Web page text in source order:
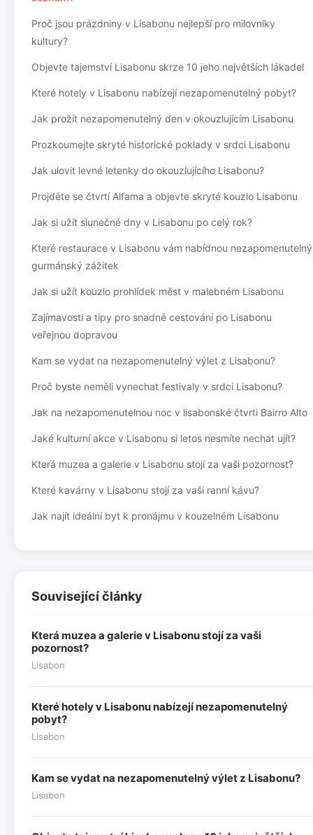
Proč jsou prázdniny v Lisabonu nejlepší pro milovníky
kultury?
Objevte tajemství Lisabonu skrze 10 jeho největších lákadel
Které hotely v Lisabonu nabízejí nezapomenutelný pobyt?
Jak prožít nezapomenutelný den v okouzlujícím Lisabonu
Prozkoumejte skryté historické poklady v srdci Lisabonu
Jak ulovit levné letenky do okouzlujícího Lisabonu?
Projděte se čtvrtí Alfama a objevte skryté kouzlo Lisabonu
Jak si užít slunečné dny v Lisabonu po celý rok?
Které restaurace v Lisabonu vám nabídnou nezapomenutelný
gurmánský zážitek
Jak si užít kouzlo prohlídek měst v malebném Lisabonu
Zajímavosti a tipy pro snadné cestování po Lisabonu
veřejnou dopravou
Kam se vydat na nezapomenutelný výlet z Lisabonu?
Proč byste neměli vynechat festivaly v srdci Lisabonu?
Jak na nezapomenutelnou noc v lisabonské čtvrti Bairro Alto
Jaké kulturní akce v Lisabonu si letos nesmíte nechat ujít?
Která muzea a galerie v Lisabonu stojí za vaši pozornost?
Které kavárny v Lisabonu stojí za vaši ranní kávu?
Jak najít ideální byt k pronájmu v kouzelném Lisabonu
Související články
Která muzea a galerie v Lisabonu stojí za vaši
pozornost?
Lisabon
Které hotely v Lisabonu nabízejí nezapomenutelný
pobyt?
Lisabon
Kam se vydat na nezapomenutelný výlet z Lisabonu?
Lisabon